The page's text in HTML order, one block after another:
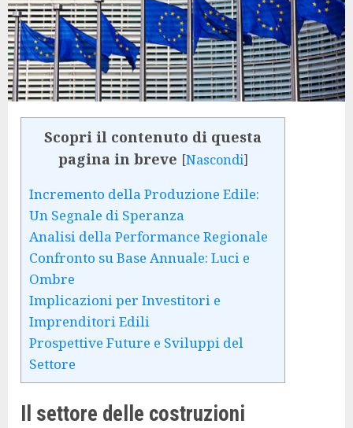
Scopri il contenuto di questa
pagina in breve [Nascondi]
Incremento della Produzione Edile:
Un Segnale di Speranza
Analisi della Performance Regionale
Confronto su Base Annuale: Luci e
Ombre
Implicazioni per Investitori e
Imprenditori Edili
Prospettive Future e Sviluppi del
Settore
Il settore delle costruzioni